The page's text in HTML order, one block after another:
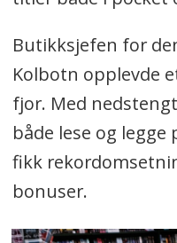
Butikksjefen for
Kolbotn opplevde
fjor. Med
både lese og
fikk
bonuser.